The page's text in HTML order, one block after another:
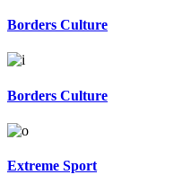
Borders Culture
Borders Culture
Extreme Sport